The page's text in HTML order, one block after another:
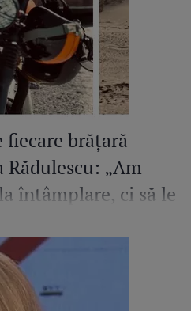
fiecare brățară
„Am
întâmplare, ci să le